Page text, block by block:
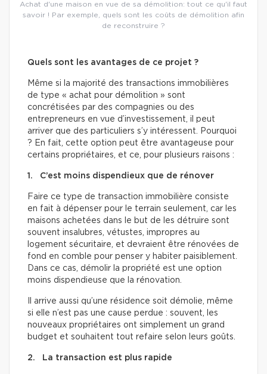
Achat d'une maison en vue de sa démolition: tout ce qu'il faut
savoir ! Par exemple, quels sont les coûts de démolition afin
de reconstruire ?
Quels sont les avantages de ce projet ?
Même si la majorité des transactions immobilières
de type « achat pour démolition » sont
concrétisées par des compagnies ou des
entrepreneurs en vue d’investissement, il peut
arriver que des particuliers s’y intéressent. Pourquoi
? En fait, cette option peut être avantageuse pour
certains propriétaires, et ce, pour plusieurs raisons :
1. C’est moins dispendieux que de rénover
Faire ce type de transaction immobilière consiste
en fait à dépenser pour le terrain seulement, car les
maisons achetées dans le but de les détruire sont
souvent insalubres, vétustes, impropres au
logement sécuritaire, et devraient être rénovées de
fond en comble pour penser y habiter paisiblement.
Dans ce cas, démolir la propriété est une option
moins dispendieuse que la rénovation.
Il arrive aussi qu’une résidence soit démolie, même
si elle n’est pas une cause perdue : souvent, les
nouveaux propriétaires ont simplement un grand
budget et souhaitent tout refaire selon leurs goûts.
2. La transaction est plus rapide